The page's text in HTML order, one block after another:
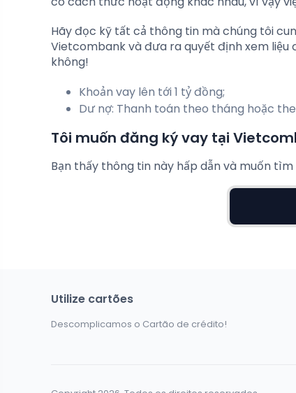
Hãy đọc kỹ tất cả thông tin mà chúng tôi
Vietcombank và đưa ra quyết định xem liệu
không!
Khoản vay lên tới 1 tỷ đồng;
Dư nợ: Thanh toán theo tháng hoặc
Tôi muốn đăng ký vay tại
Bạn thấy thông tin này hấp dẫn và muốn
Utilize cartões
Descomplicamos o Cartão de crédito!